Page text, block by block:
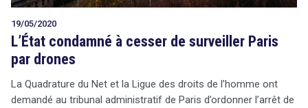
19/05/2020
L’État condamné à cesser de surveiller Paris
par drones
La Quadrature du Net et la Ligue des droits de l’homme ont
demandé au tribunal administratif de Paris d’ordonner l’arrêt de